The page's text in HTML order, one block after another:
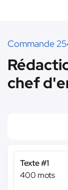
Commande
chef
Texte #1
400 mots